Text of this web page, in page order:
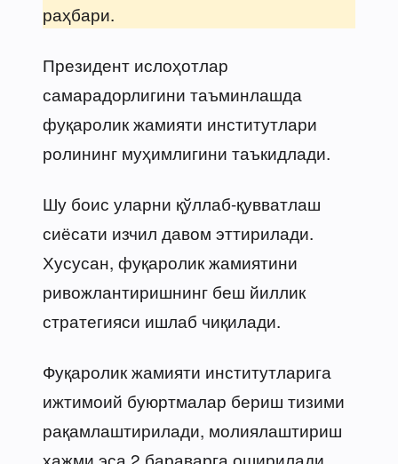
раҳбари.
Президент ислоҳотлар
самарадорлигини таъминлашда
фуқаролик жамияти институтлари
ролининг муҳимлигини таъкидлади.
Шу боис уларни қўллаб-қувватлаш
сиёсати изчил давом эттирилади.
Хусусан, фуқаролик жамиятини
ривожлантиришнинг беш йиллик
стратегияси ишлаб чиқилади.
Фуқаролик жамияти институтларига
ижтимоий буюртмалар бериш тизими
рақамлаштирилади, молиялаштириш
ҳажми эса 2 бараварга оширилади,